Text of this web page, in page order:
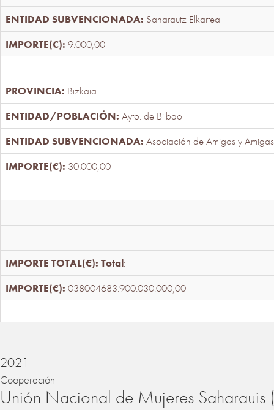
Saharautz Elkartea
9.000,00
Bizkaia
Ayto. de Bilbao
Asociación de Amigos y
30.000,00
Total:
038004683.900.030.000,00
2021
Cooperación
Unión Nacional de Mujeres